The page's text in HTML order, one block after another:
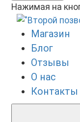
Нажимая на
Магазин
Блог
Отзывы
О нас
Контакты